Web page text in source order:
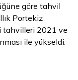
göre tahvil
Portekiz
tahvilleri 2021 ve
ile yükseldi.